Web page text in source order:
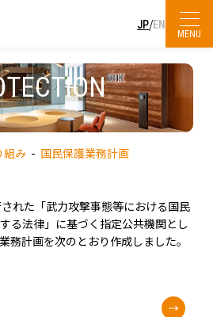
JP/EN
MENU
ス憲章
組み 国民保護業務計画
れた「武力攻撃事態等における国民
る法律」に基づく指定公共機関とし
務計画を次のとおり作成しました。